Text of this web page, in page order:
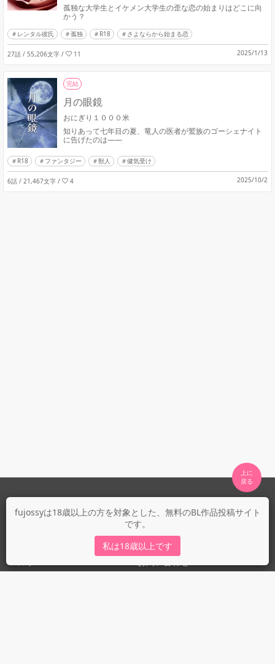
fujossyは18歳以上の方を対象とした、無料のBL作品投稿サイト
です。
私は18歳以上です
孤独な大学生とイケメン大学生の歪な恋の始まりはどこに向
かう？
レンタル彼氏 孤独 R18 さよならから始まる恋
27話 / 55,206文字 / 11 2025/1/13
完結
月の眼鏡
おにぎり１０００米
知りあって七年目の夏、竜人の医者が鷲族のゴーシェナイト
に告げたのは――
R18 ファンタジー 獣人 健気受け
6話 / 21,467文字 / 4 2025/10/2
上に
fujossyについて
fujossy運営ブログ